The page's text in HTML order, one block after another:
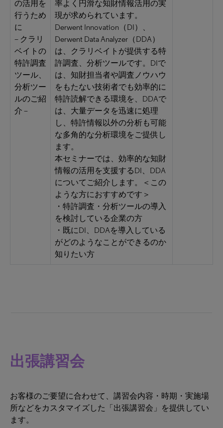
の活用を
行うため
に
– クラリ
ベイトの
特許調査
ツール、
分析ツー
ルのご紹
介 –
率よく円滑な知財情報活用の実
現が求められています。
Derwent Innovation（DI）、
Derwent Data Analyzer（DDA）
は、クラリベイトが提供する特
許調査、分析ツールです。DIで
は、知財担当者や調査ノウハウ
をもたない技術者でも効率的に
特許読解できる環境を、DDAで
は、大量データを迅速に処理
し、特許情報以外の分析も可能
な多角的な分析環境をご提供し
ます。
本セミナーでは、効率的な知財
情報の活用を支援するDI、DDA
についてご紹介します。＜この
ような方におすすめです＞
・特許調査・分析ツールの導入
を検討している企業の方
・既にDI、DDAを導入している
がどのようなことができるのか
知りたい方
出張講習会
お客様のご要望に合わせて、講習会内容・時期・実施場
所などをカスタマイズした「出張講習会」を提供してい
ます。